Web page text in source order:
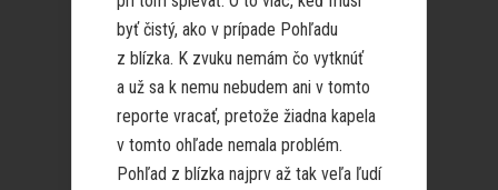
byť čistý, ako v prípade Pohľadu
z blízka. K zvuku nemám čo vytknúť
a už sa k nemu nebudem ani v tomto
reporte vracať, pretože žiadna kapela
v tomto ohľade nemala problém.
Pohľad z blízka najprv až tak veľa ľudí